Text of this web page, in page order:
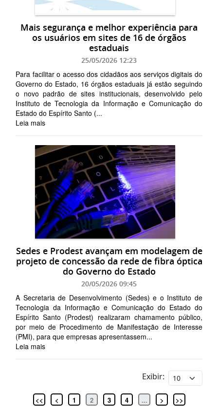
Mais segurança e melhor experiência para
os usuários em sites de 16 de órgãos
estaduais
25/05/2026 12:23
Para facilitar o acesso dos cidadãos aos serviços digitais do
Governo do Estado, 16 órgãos estaduais já estão seguindo
o novo padrão de sites institucionais, desenvolvido pelo
Instituto de Tecnologia da Informação e Comunicação do
Estado do Espírito Santo (...
Leia mais
Sedes e Prodest avançam em modelagem de
projeto de concessão da rede de fibra óptica
do Governo do Estado
20/05/2026 09:45
A Secretaria de Desenvolvimento (Sedes) e o Instituto de
Tecnologia da Informação e Comunicação do Estado do
Espírito Santo (Prodest) realizaram chamamento público,
por meio de Procedimento de Manifestação de Interesse
(PMI), para que empresas apresentassem...
Leia mais
Exibir:
<< < 1 2 3 4 ... > >>